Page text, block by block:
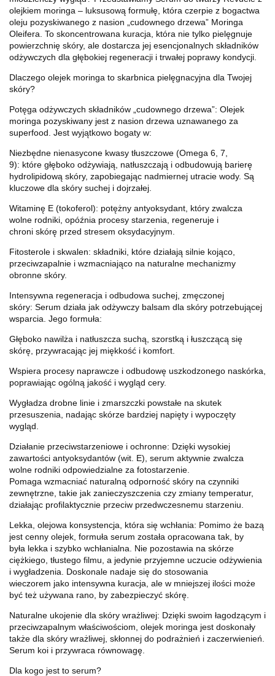
olejkiem moringa – luksusową formułę, która czerpie z bogactwa
oleju pozyskiwanego z nasion „cudownego drzewa” Moringa
Oleifera. To skoncentrowana kuracja, która nie tylko pielęgnuje
powierzchnię skóry, ale dostarcza jej esencjonalnych składników
odżywczych dla głębokiej regeneracji i trwałej poprawy kondycji.
Dlaczego olejek moringa to skarbnica pielęgnacyjna dla Twojej
skóry?
Potęga odżywczych składników „cudownego drzewa”: Olejek
moringa pozyskiwany jest z nasion drzewa uznawanego za
superfood. Jest wyjątkowo bogaty w:
Niezbędne nienasycone kwasy tłuszczowe (Omega 6, 7,
9): które głęboko odżywiają, natłuszczają i odbudowują barierę
hydrolipidową skóry, zapobiegając nadmiernej utracie wody. Są
kluczowe dla skóry suchej i dojrzałej.
Witaminę E (tokoferol): potężny antyoksydant, który zwalcza
wolne rodniki, opóźnia procesy starzenia, regeneruje i
chroni skórę przed stresem oksydacyjnym.
Fitosterole i skwalen: składniki, które działają silnie kojąco,
przeciwzapalnie i wzmacniająco na naturalne mechanizmy
obronne skóry.
Intensywna regeneracja i odbudowa suchej, zmęczonej
skóry: Serum działa jak odżywczy balsam dla skóry potrzebującej
wsparcia. Jego formuła:
Głęboko nawilża i natłuszcza suchą, szorstką i łuszczącą się
skórę, przywracając jej miękkość i komfort.
Wspiera procesy naprawcze i odbudowę uszkodzonego naskórka,
poprawiając ogólną jakość i wygląd cery.
Wygładza drobne linie i zmarszczki powstałe na skutek
przesuszenia, nadając skórze bardziej napięty i wypoczęty
wygląd.
Działanie przeciwstarzeniowe i ochronne: Dzięki wysokiej
zawartości antyoksydantów (wit. E), serum aktywnie zwalcza
wolne rodniki odpowiedzialne za fotostarzenie.
Pomaga wzmacniać naturalną odporność skóry na czynniki
zewnętrzne, takie jak zanieczyszczenia czy zmiany temperatur,
działając profilaktycznie przeciw przedwczesnemu starzeniu.
Lekka, olejowa konsystencja, która się wchłania: Pomimo że bazą
jest cenny olejek, formuła serum została opracowana tak, by
była lekka i szybko wchłanialna. Nie pozostawia na skórze
ciężkiego, tłustego filmu, a jedynie przyjemne uczucie odżywienia
i wygładzenia. Doskonale nadaje się do stosowania
wieczorem jako intensywna kuracja, ale w mniejszej ilości może
być też używana rano, by zabezpieczyć skórę.
Naturalne ukojenie dla skóry wrażliwej: Dzięki swoim łagodzącym i
przeciwzapalnym właściwościom, olejek moringa jest doskonały
także dla skóry wrażliwej, skłonnej do podrażnień i zaczerwienień.
Serum koi i przywraca równowagę.
Dla kogo jest to serum?